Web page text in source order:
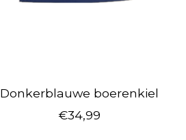
Donkerblauwe boerenkiel
€34,99